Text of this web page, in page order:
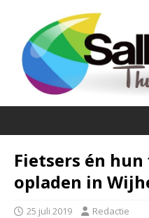
Fietsers én
opladen in
25 juli 2019 Redactie